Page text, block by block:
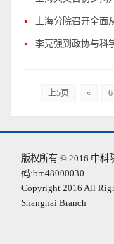
上海分院召开全
李克强到政协与科
上5页 « 6
版权所有 © 2016 中科
码:bm48000030
Copyright 2016 All
Shanghai Branch